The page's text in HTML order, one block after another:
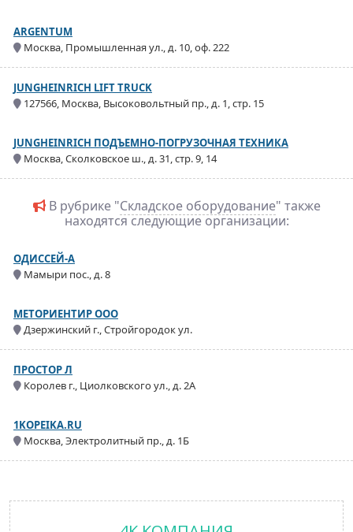
ARGENTUM
Москва, Промышленная ул., д. 10, оф. 222
JUNGHEINRICH LIFT TRUCK
127566, Москва, Высоковольтный пр., д. 1, стр. 15
JUNGHEINRICH ПОДЪЕМНО-ПОГРУЗОЧНАЯ ТЕХНИКА
Москва, Сколковское ш., д. 31, стр. 9, 14
В рубрике "Складское оборудование" также
находятся следующие организации:
ОДИССЕЙ-А
Мамыри пос., д. 8
МЕТОРИЕНТИР ООО
Дзержинский г., Стройгородок ул.
ПРОСТОР Л
Королев г., Циолковского ул., д. 2А
1KOPEIKA.RU
Москва, Электролитный пр., д. 1Б